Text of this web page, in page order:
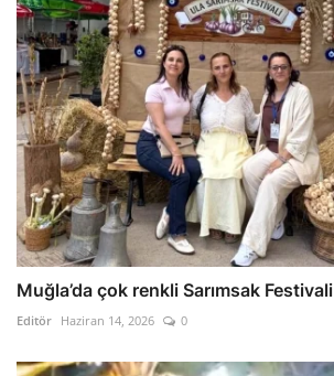
Muğla’da çok renkli Sarımsak Festivali
Editör Haziran 14, 2026 0